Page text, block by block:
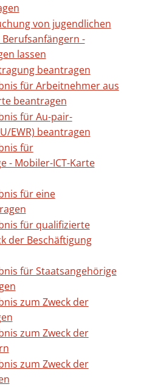
von jugendlichen
-
lassen
beantragen
für Arbeitnehmer aus
beantragen
für Au-pair-
EWR) beantragen
für
- Mobiler-ICT-Karte
für eine
für qualifizierte
der Beschäftigung
für Staatsangehörige
zum Zweck der
zum Zweck der
zum Zweck der